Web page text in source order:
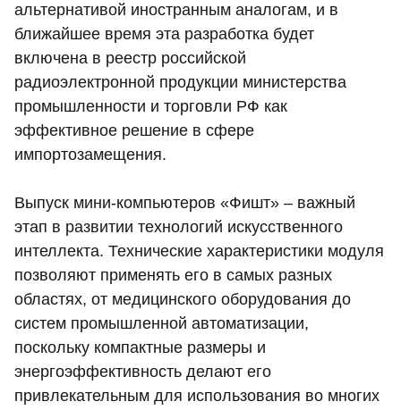
альтернативой иностранным аналогам, и в
ближайшее время эта разработка будет
включена в реестр российской
радиоэлектронной продукции министерства
промышленности и торговли РФ как
эффективное решение в сфере
импортозамещения.
Выпуск мини-компьютеров «Фишт» – важный
этап в развитии технологий искусственного
интеллекта. Технические характеристики модуля
позволяют применять его в самых разных
областях, от медицинского оборудования до
систем промышленной автоматизации,
поскольку компактные размеры и
энергоэффективность делают его
привлекательным для использования во многих